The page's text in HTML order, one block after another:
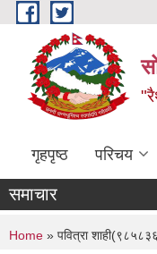
Skip to main content
गृहपृष्ठ परिचय
समाचार
You are here
Home » पवित्रा